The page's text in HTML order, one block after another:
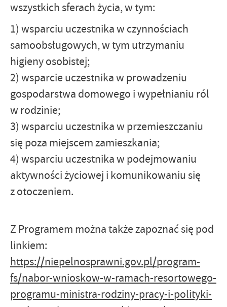
wszystkich sferach życia, w tym:
1) wsparciu uczestnika w czynnościach
samoobsługowych, w tym utrzymaniu
higieny osobistej;
2) wsparcie uczestnika w prowadzeniu
gospodarstwa domowego i wypełnianiu ról
w rodzinie;
3) wsparciu uczestnika w przemieszczaniu
się poza miejscem zamieszkania;
4) wsparciu uczestnika w podejmowaniu
aktywności życiowej i komunikowaniu się
z otoczeniem.
Z Programem można także zapoznać się pod
linkiem:
https://niepelnosprawni.gov.pl/program-
fs/nabor-wnioskow-w-ramach-resortowego-
programu-ministra-rodziny-pracy-i-polityki-